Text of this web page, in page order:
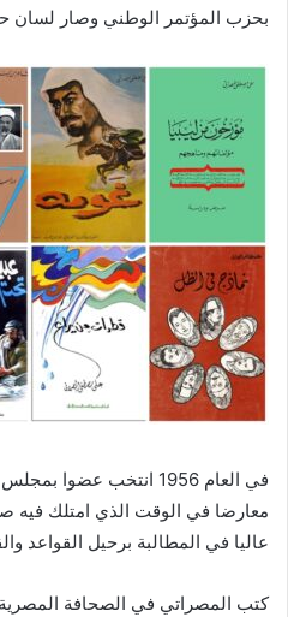
بحزب المؤتمر الوطني وصار لسان
في العام 1956 انتخب
معارضا في الوقت الذي امتلك فيه
عاليا في المطالبة برحيل القواعد
كتب المصراتي في الصحافة المصرية